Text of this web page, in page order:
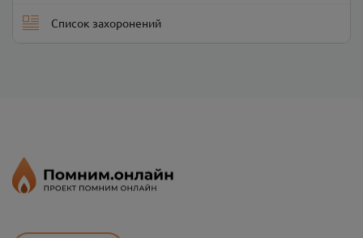
Список захоронений